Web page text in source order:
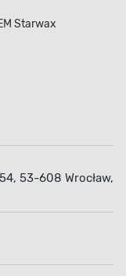
Starwax
53-608 Wrocław,